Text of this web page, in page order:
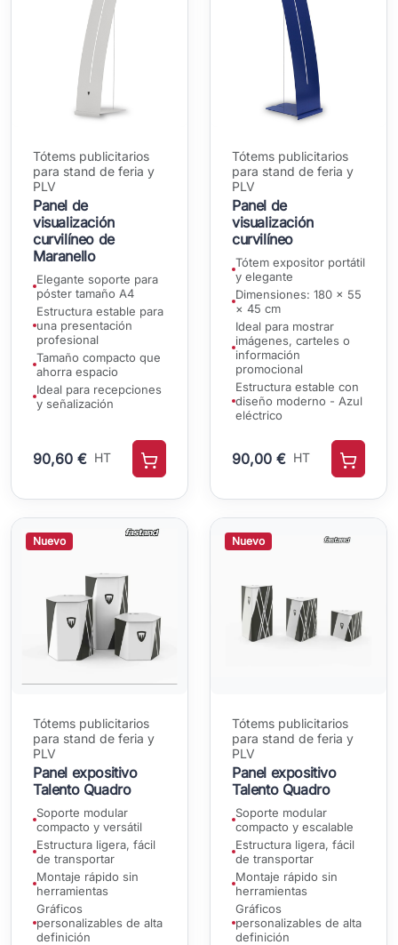
Tótems publicitarios
para stand de feria y
PLV
Panel de
visualización
curvilíneo de
Maranello
Elegante soporte para
póster tamaño A4
Estructura estable para
una presentación
profesional
Tamaño compacto que
ahorra espacio
Ideal para recepciones
y señalización
90,60 € HT
Tótems publicitarios
para stand de feria y
PLV
Panel de
visualización
curvilíneo
Tótem expositor portátil
y elegante
Dimensiones: 180 × 55
× 45 cm
Ideal para mostrar
imágenes, carteles o
información
promocional
Estructura estable con
diseño moderno - Azul
eléctrico
90,00 € HT
Nuevo
Tótems publicitarios
para stand de feria y
PLV
Panel expositivo
Talento Quadro
Soporte modular
compacto y versátil
Estructura ligera, fácil
de transportar
Montaje rápido sin
herramientas
Gráficos
personalizables de alta
definición
Nuevo
Tótems publicitarios
para stand de feria y
PLV
Panel expositivo
Talento Quadro
Soporte modular
compacto y escalable
Estructura ligera, fácil
de transportar
Montaje rápido sin
herramientas
Gráficos
personalizables de alta
definición